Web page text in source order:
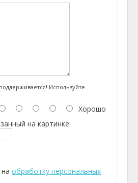
Используйте
Хорошо
на картинке:
обработку персональных